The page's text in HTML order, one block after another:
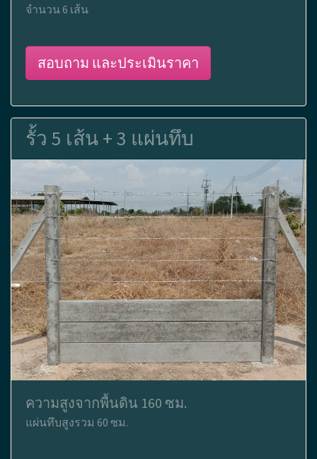
จำนวน 6 เส้น
สอบถาม และประเมินราคา
รั้ว 5 เส้น + 3 แผ่นทึบ
ความสูงจากพื้นดิน 160 ซม.
แผ่นทึบสูงรวม 60 ซม.